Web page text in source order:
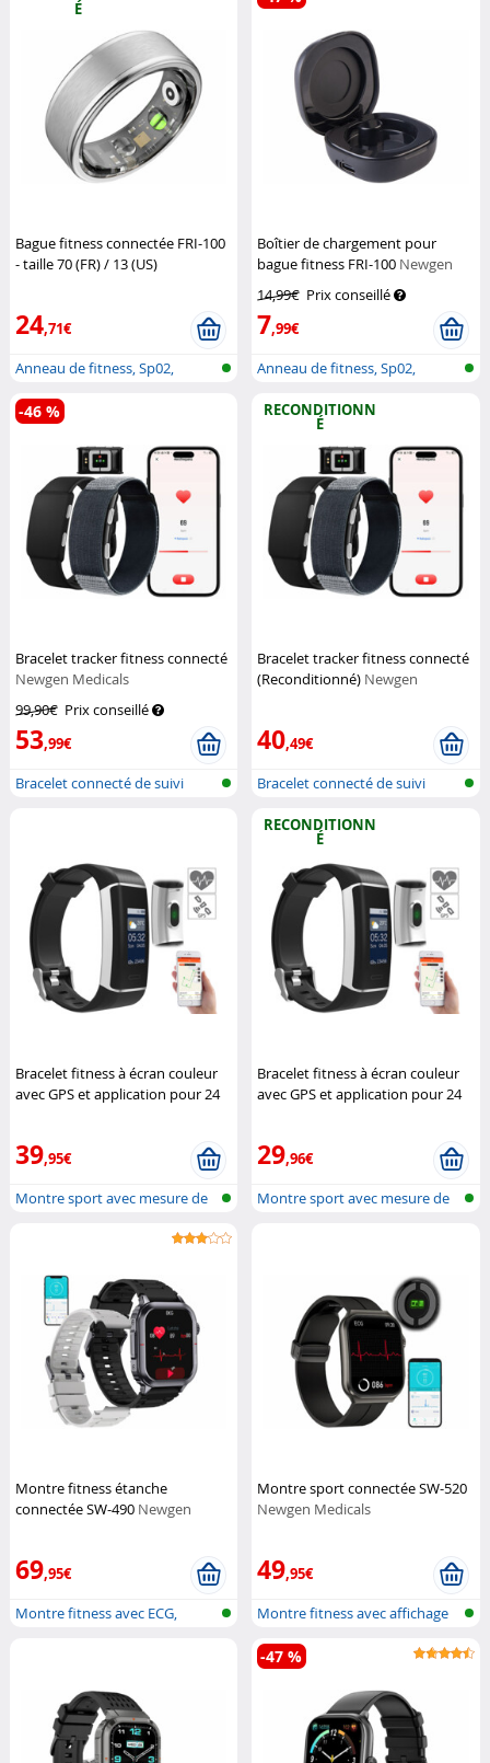
É
Bague fitness connectée FRI-100
- taille 70 (FR) / 13 (US)
24,71€
Anneau de fitness, Sp02,
fréquence...
Boîtier de chargement pour
bague fitness FRI-100 Newgen
14,99€ Prix conseillé
7,99€
Anneau de fitness, Sp02,
Bracelet tracker fitness connecté
Newgen Medicals
99,90€ Prix conseillé
53,99€
-46 %
Bracelet connecté de suivi
RECONDITIONN
É
Bracelet tracker fitness connecté
(Reconditionné) Newgen
40,49€
Bracelet connecté de suivi
Bracelet fitness à écran couleur
avec GPS et application pour 24
39,95€
Montre sport avec mesure de
RECONDITIONN
É
Bracelet fitness à écran couleur
avec GPS et application pour 24
29,96€
Montre sport avec mesure de
Montre fitness étanche
connectée SW-490 Newgen
69,95€
Montre fitness avec ECG,
Montre sport connectée SW-520
Newgen Medicals
49,95€
Montre fitness avec affichage
de l'...
-47 %